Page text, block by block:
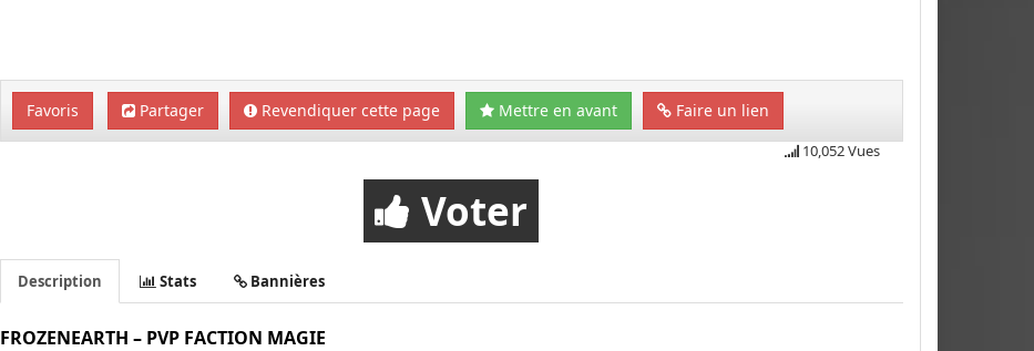
Favoris Partager Revendiquer cette page Mettre en avant Faire un lien
10,052 Vues
Voter
Description Stats Bannières
FROZENEARTH – PVP FACTION MAGIE